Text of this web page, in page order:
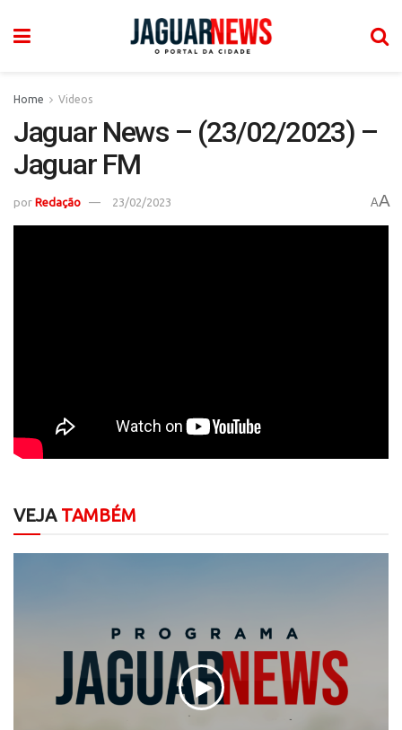
Home Videos
Jaguar News – (23/02/2023) –
Jaguar FM
por Redação 23/02/2023 AA
VEJATAMBÉM